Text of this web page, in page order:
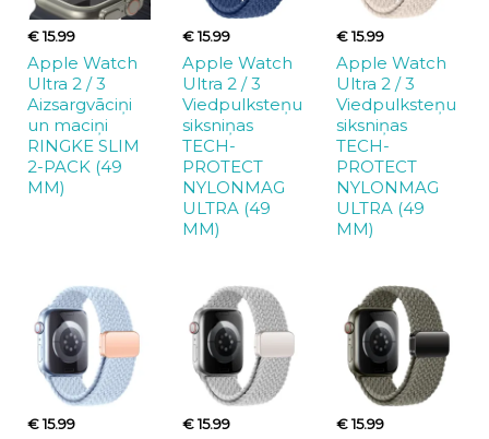
€ 15.99
Apple Watch
Ultra 2 / 3
Aizsargvāciņi
un maciņi
RINGKE SLIM
2-PACK (49
MM)
€ 15.99
Apple Watch
Ultra 2 / 3
Viedpulksteņu
siksniņas
TECH-
PROTECT
NYLONMAG
ULTRA (49
MM)
€ 15.99
Apple Watch
Ultra 2 / 3
Viedpulksteņu
siksniņas
TECH-
PROTECT
NYLONMAG
ULTRA (49
MM)
€ 15.99 € 15.99 € 15.99